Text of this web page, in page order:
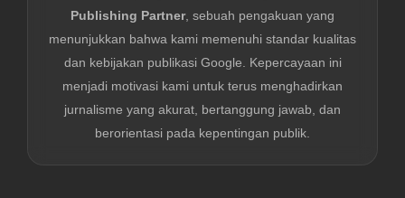
Publishing Partner, sebuah pengakuan yang
menunjukkan bahwa kami memenuhi standar kualitas
dan kebijakan publikasi Google. Kepercayaan ini
menjadi motivasi kami untuk terus menghadirkan
jurnalisme yang akurat, bertanggung jawab, dan
berorientasi pada kepentingan publik.